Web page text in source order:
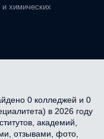
химических
0 колледжей и 0
в 2026 году
академий,
отзывами, фото,